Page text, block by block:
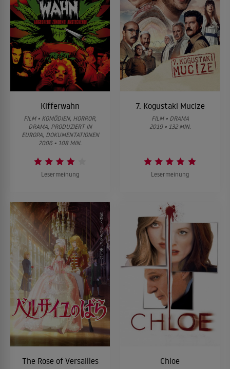
Kifferwahn
FILM • KOMÖDIEN, HORROR,
DRAMA, PRODUZIERT IN
EUROPA, DOKUMENTATIONEN
2006 • 108 MIN.
Lesermeinung
7. Kogustaki Mucize
FILM • DRAMA
2019 • 132 MIN.
Lesermeinung
The Rose of Versailles Chloe